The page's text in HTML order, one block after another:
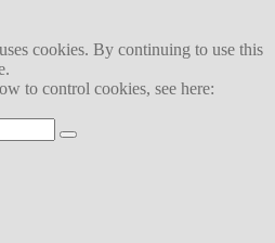
cookies. By continuing to use this
to control cookies, see here: